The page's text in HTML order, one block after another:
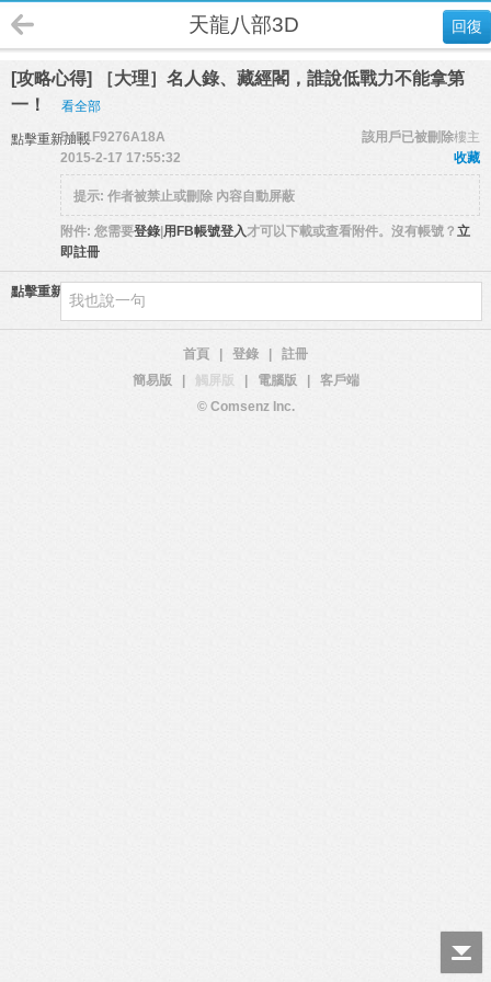
回復
天龍八部3D
[攻略心得] ［大理］名人錄、藏經閣，誰說低戰力不能拿第
一！
看全部
點擊重新加載 樓主
54E1F9276A18A
該用戶已被刪除
收藏
2015-2-17 17:55:32
提示: 作者被禁止或刪除 內容自動屏蔽
附件: 您需要登錄 用FB帳號登入才可以下載或查看附件。沒有帳號？ 立
即註冊
點擊重新加載
首頁 登錄
註冊
簡易版
觸屏版 電腦版
客戶端
© Comsenz Inc.